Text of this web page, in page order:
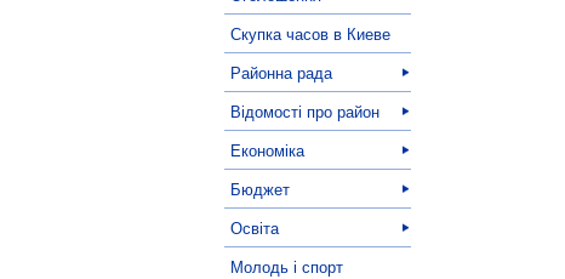
Скупка часов в Киеве
Районна рада
Відомості про район
Економіка
Бюджет
Освіта
Молодь і спорт